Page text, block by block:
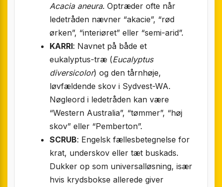
Acacia aneura. Optræder ofte når
ledetråden nævner “akacie”, “rød
ørken”, “interiøret” eller “semi-arid”.
KARRI: Navnet på både et
eukalyptus-træ (Eucalyptus
diversicolor) og den tårnhøje,
løvfældende skov i Sydvest-WA.
Nøgleord i ledetråden kan være
“Western Australia”, “tømmer”, “høj
skov” eller “Pemberton”.
SCRUB: Engelsk fællesbetegnelse for
krat, underskov eller tæt buskads.
Dukker op som universalløsning, især
hvis krydsbokse allerede giver